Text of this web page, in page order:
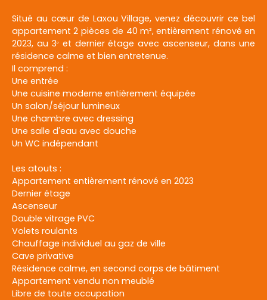
Situé au cœur de Laxou Village, venez découvrir ce bel
appartement 2 pièces de 40 m², entièrement rénové en
2023, au 3ᵉ et dernier étage avec ascenseur, dans une
résidence calme et bien entretenue.
Il comprend :
Une entrée
Une cuisine moderne entièrement équipée
Un salon/séjour lumineux
Une chambre avec dressing
Une salle d'eau avec douche
Un WC indépendant
Les atouts :
Appartement entièrement rénové en 2023
Dernier étage
Ascenseur
Double vitrage PVC
Volets roulants
Chauffage individuel au gaz de ville
Cave privative
Résidence calme, en second corps de bâtiment
Appartement vendu non meublé
Libre de toute occupation